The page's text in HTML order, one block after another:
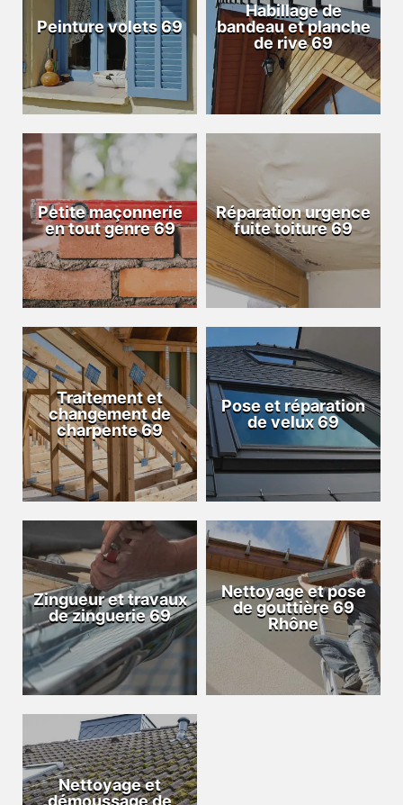
Peinture volets 69
Habillage de
bandeau et planche
de rive 69
Petite maçonnerie
en tout genre 69
Réparation urgence
fuite toiture 69
Traitement et
changement de
charpente 69
Pose et réparation
de velux 69
Zingueur et travaux
de zinguerie 69
Nettoyage et pose
de gouttière 69
Rhône
Nettoyage et
démoussage de